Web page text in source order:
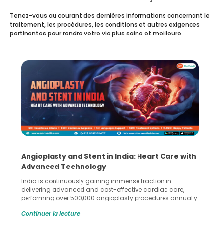
Tenez-vous au courant des dernières informations concernant le
traitement, les procédures, les conditions et autres exigences
pertinentes pour rendre votre vie plus saine et meilleure.
Angioplasty and Stent in India: Heart Care with
Advanced Technology
India is continuously gaining immense traction in
delivering advanced and cost-effective cardiac care,
performing over 500,000 angioplasty procedures annually
globe are searching for treatments like angioplasty and
Continuer la lecture